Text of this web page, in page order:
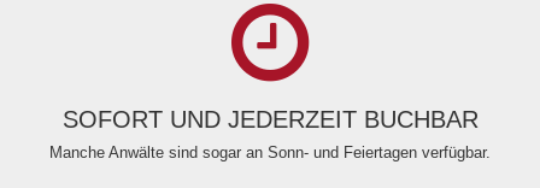
SOFORT UND JEDERZEIT BUCHBAR
Manche Anwälte sind sogar an Sonn- und Feiertagen verfügbar.